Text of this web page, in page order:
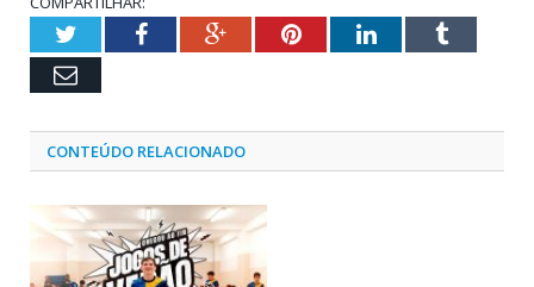
TwitterFacebookGoogle+PinterestLinkedInTumblr
Email
CONTEÚDO RELACIONADO